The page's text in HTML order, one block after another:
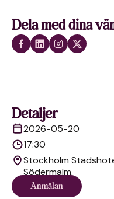
Dela med dina
Detaljer
2026-05-20
17:30
Stockholm
Södermalm.
Anmälan